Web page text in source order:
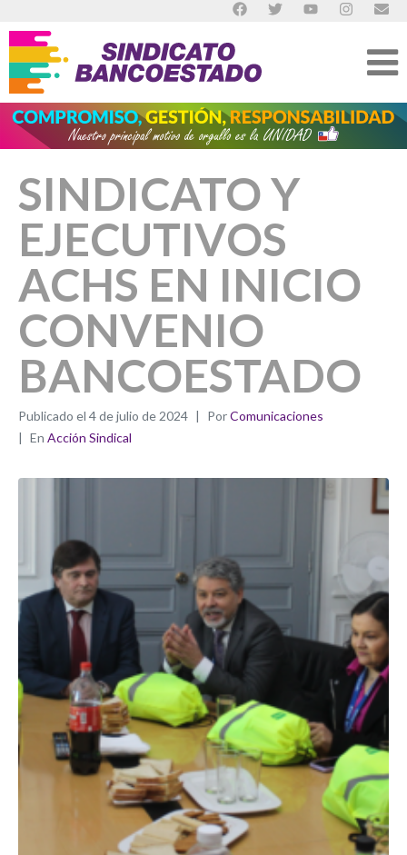
SINDICATO Y
EJECUTIVOS
ACHS EN INICIO
CONVENIO
BANCOESTADO
Publicado el 4 de julio de 2024 PorComunicaciones
En Acción Sindical